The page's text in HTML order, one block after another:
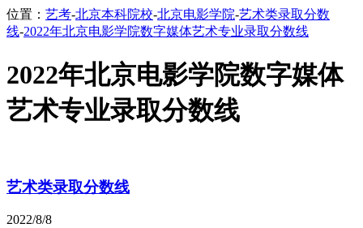
位置： 艺考-北京本科院校-北京电影学院-艺术类录取分数
线-2022年北京电影学院数字媒体艺术专业录取分数线
2022年北京电影学院数字媒体
艺术专业录取分数线
艺术类录取分数线
2022/8/8